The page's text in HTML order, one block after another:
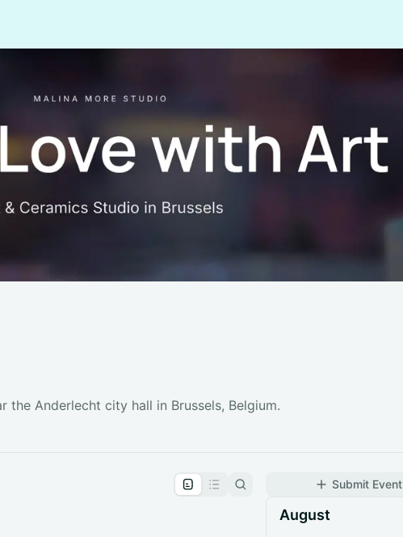
Anderlecht city hall in Brussels, Belgium.
Submit Event
August